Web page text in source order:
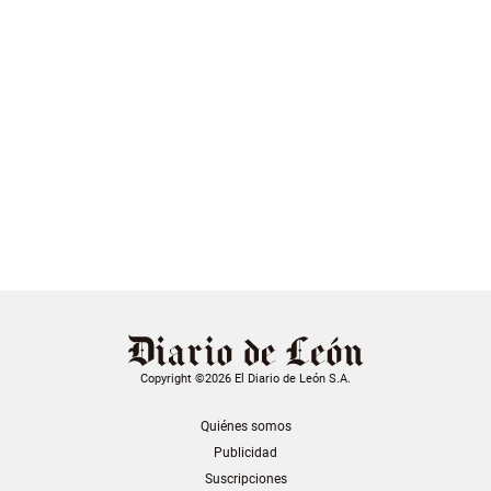
Copyright ©2026 El Diario de León S.A.
Quiénes somos
Publicidad
Suscripciones